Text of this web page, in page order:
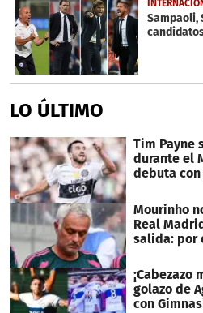
Sampaoli,
LO ÚLTIMO
Tim Payne
durante el
debuta
Mourinho
Real
salida: por
¡Cabezazo
golazo de
con